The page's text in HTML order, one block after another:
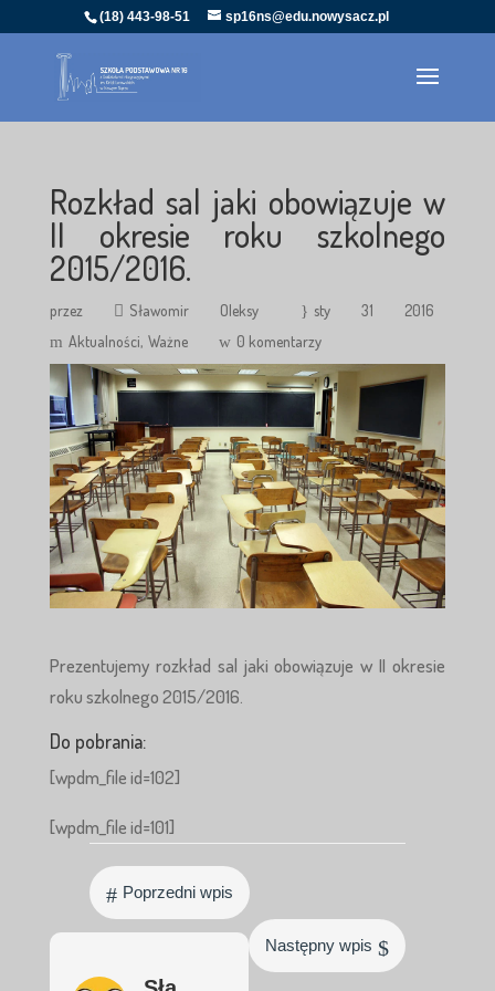
(18) 443-98-51 sp16ns@edu.nowysacz.pl
Rozkład sal jaki obowiązuje w
II okresie roku szkolnego
2015/2016.
przez Sławomir Oleksy
sty 31 2016
Aktualności Ważne 0 komentarzy
Prezentujemy rozkład sal jaki obowiązuje w II okresie
roku szkolnego 2015/2016.
Do pobrania:
[wpdm_file id=102]
[wpdm_file id=101]
# Poprzedni wpis
Następny wpis $